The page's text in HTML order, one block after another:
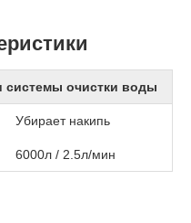
системы очистки воды
Убирает накипь
6000л / 2.5л/мин